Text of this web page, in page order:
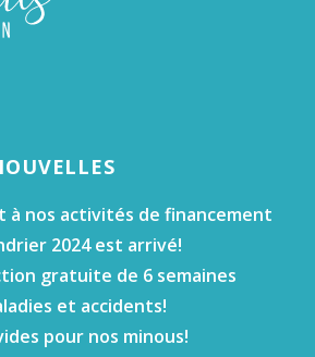
à nos activités de financement
2024 est arrivé!
gratuite de 6 semaines
et accidents!
pour nos minous!